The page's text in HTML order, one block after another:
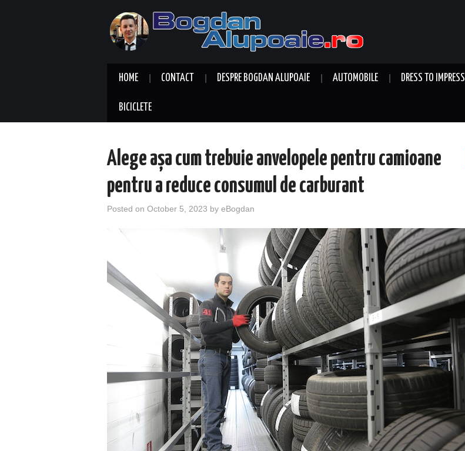
HOME CONTACT DESPRE BOGDAN ALUPOAIE AUTOMOBILE DRESS TO IMPRESS
BICICLETE
Alege așa cum trebuie anvelopele pentru camioane
pentru a reduce consumul de carburant
Posted on October 5, 2023 by eBogdan